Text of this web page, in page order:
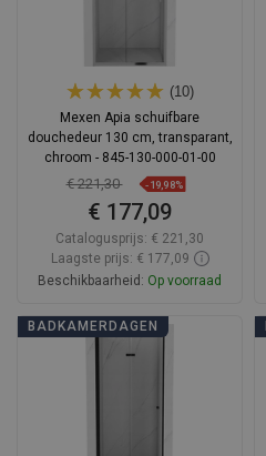
(10)
Mexen Apia schuifbare
douchedeur 130 cm, transparant,
chroom - 845-130-000-01-00
€ 221,30 -19,98%
€ 177,09
Catalogusprijs: € 221,30
Laagste prijs: € 177,09
Beschikbaarheid: Op voorraad
In winkelwagen
BADKAMERDAGEN